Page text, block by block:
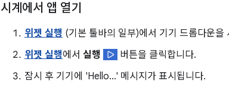
시계에서 앱 열기
위젯 실행 (기본 툴바의 일부)에서 기기 드롭다운
위젯 실행에서 실행
버튼을 클릭합니다.
잠시 후 기기에 'Hello...' 메시지가 표시됩니다.